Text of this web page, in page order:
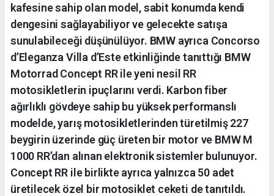
kafesine sahip olan model, sabit konumda kendi
dengesini sağlayabiliyor ve gelecekte satışa
sunulabileceği düşünülüyor. BMW ayrıca Concorso
d’Eleganza Villa d’Este etkinliğinde tanıttığı BMW
Motorrad Concept RR ile yeni nesil RR
motosikletlerin ipuçlarını verdi. Karbon fiber
ağırlıklı gövdeye sahip bu yüksek performanslı
modelde, yarış motosikletlerinden türetilmiş 227
beygirin üzerinde güç üreten bir motor ve BMW M
1000 RR’dan alınan elektronik sistemler bulunuyor.
Concept RR ile birlikte ayrıca yalnızca 50 adet
üretilecek özel bir motosiklet ceketi de tanıtıldı.